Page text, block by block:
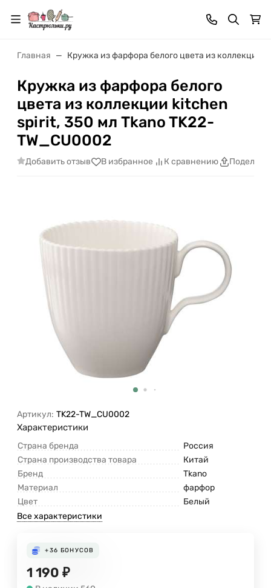
Главная Кружка из фарфора белого цвета из коллекции
Кружка из фарфора белого
цвета из коллекции kitchen
spirit, 350 мл Tkano TK22-
TW_CU0002
Добавить отзыв В избранное К сравнению
Артикул: TK22-TW_CU0002
Характеристики
Страна бренда
Россия
Страна производства товара
Китай
Бренд
Tkano
Материал
фарфор
Цвет
Белый
Все характеристики
+36 БОНУСОВ
1 190 ₽